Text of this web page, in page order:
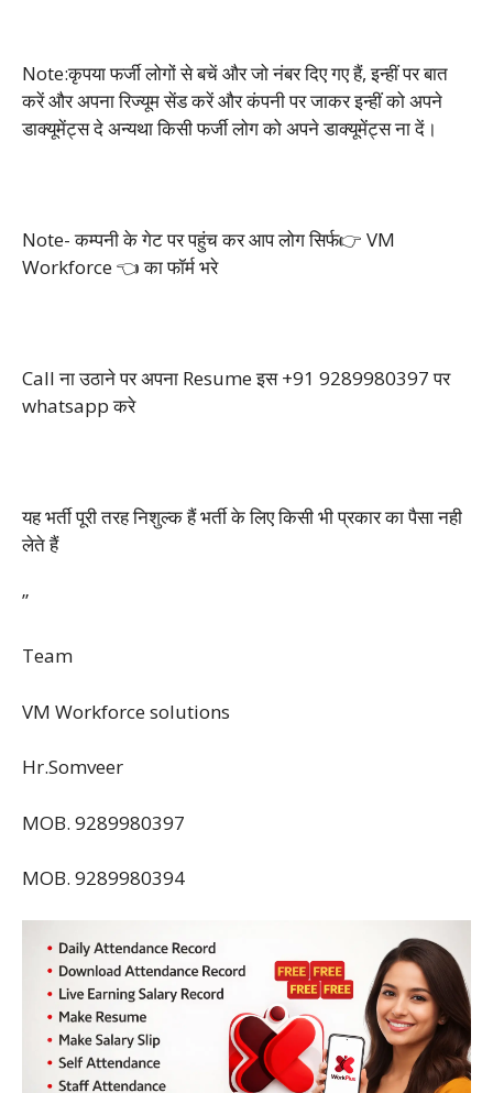
Note:कृपया फर्जी लोगों से बचें और जो नंबर दिए गए हैं, इन्हीं पर बात
करें और अपना रिज्यूम सेंड करें और कंपनी पर जाकर इन्हीं को अपने
डाक्यूमेंट्स दे अन्यथा किसी फर्जी लोग को अपने डाक्यूमेंट्स ना दें।
Note- कम्पनी के गेट पर पहुंच कर आप लोग सिर्फ👉 VM
Workforce 👈 का फॉर्म भरे
Call ना उठाने पर अपना Resume इस +91 9289980397 पर
whatsapp करे
यह भर्ती पूरी तरह निशुल्क हैं भर्ती के लिए किसी भी प्रकार का पैसा नही
लेते हैं
”
Team
VM Workforce solutions
Hr.Somveer
MOB. 9289980397
MOB. 9289980394